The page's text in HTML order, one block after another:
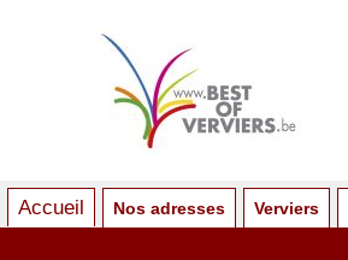
Accueil Nos adresses Verviers